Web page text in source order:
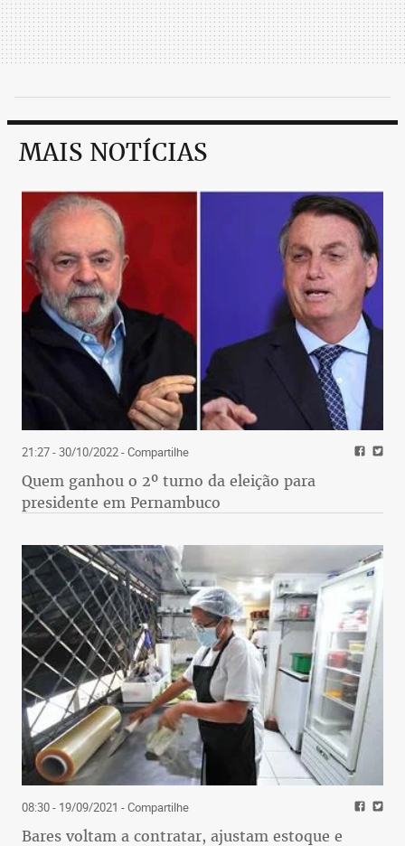
MAIS NOTÍCIAS
21:27 - 30/10/2022- Compartilhe
Quem ganhou o 2º turno da eleição para
presidente em Pernambuco
08:30 - 19/09/2021 - Compartilhe
Bares voltam a contratar, ajustam estoque e